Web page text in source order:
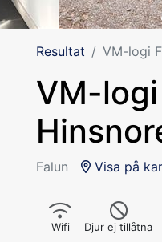
Resultat VM-logi
VM-
Falun Visa på
Wifi Djur ej tillåtna